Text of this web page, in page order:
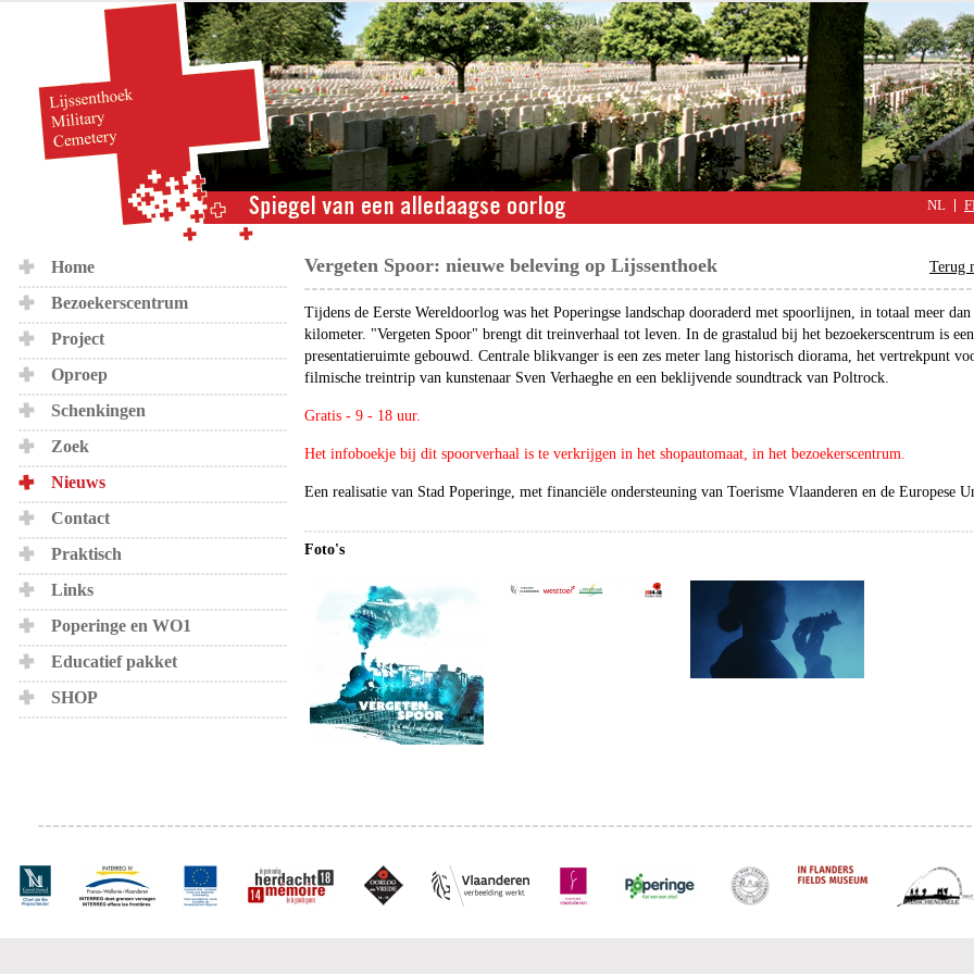
NL
Home
Bezoekerscentrum
Project
Oproep
Schenkingen
Zoek
Nieuws
Contact
Praktisch
Links
Poperinge en WO1
Educatief pakket
SHOP
Terug
Vergeten Spoor: nieuwe beleving op Lijssenthoek
Tijdens de Eerste Wereldoorlog was het Poperingse landschap dooraderd met spoorlijnen, in totaal meer dan
kilometer. "Vergeten Spoor" brengt dit treinverhaal tot leven. In de grastalud bij het bezoekerscentrum is
presentatieruimte gebouwd. Centrale blikvanger is een zes meter lang historisch diorama, het vertrekpunt
filmische treintrip van kunstenaar Sven Verhaeghe en een beklijvende soundtrack van Poltrock.
Gratis - 9 - 18 uur.
Het infoboekje bij dit spoorverhaal is te verkrijgen in het shopautomaat, in het bezoekerscentrum.
Een realisatie van Stad Poperinge, met financiële ondersteuning van Toerisme Vlaanderen en de Europese
Foto's